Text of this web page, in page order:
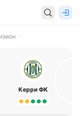
Керри ФК